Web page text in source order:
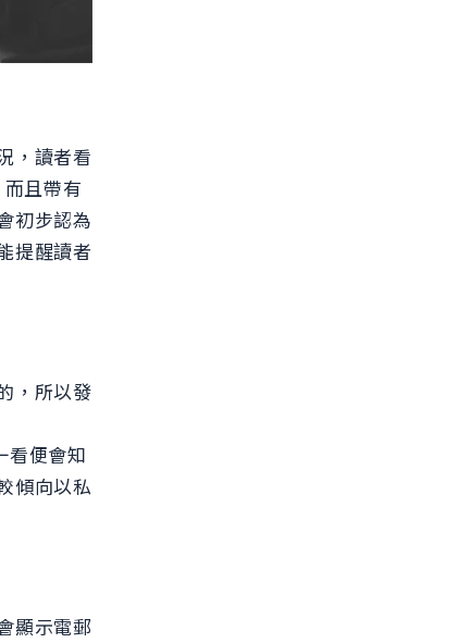
，讀者看
且帶有
初步認為
提醒讀者
，所以發
便會知
傾向以私
顯示電郵